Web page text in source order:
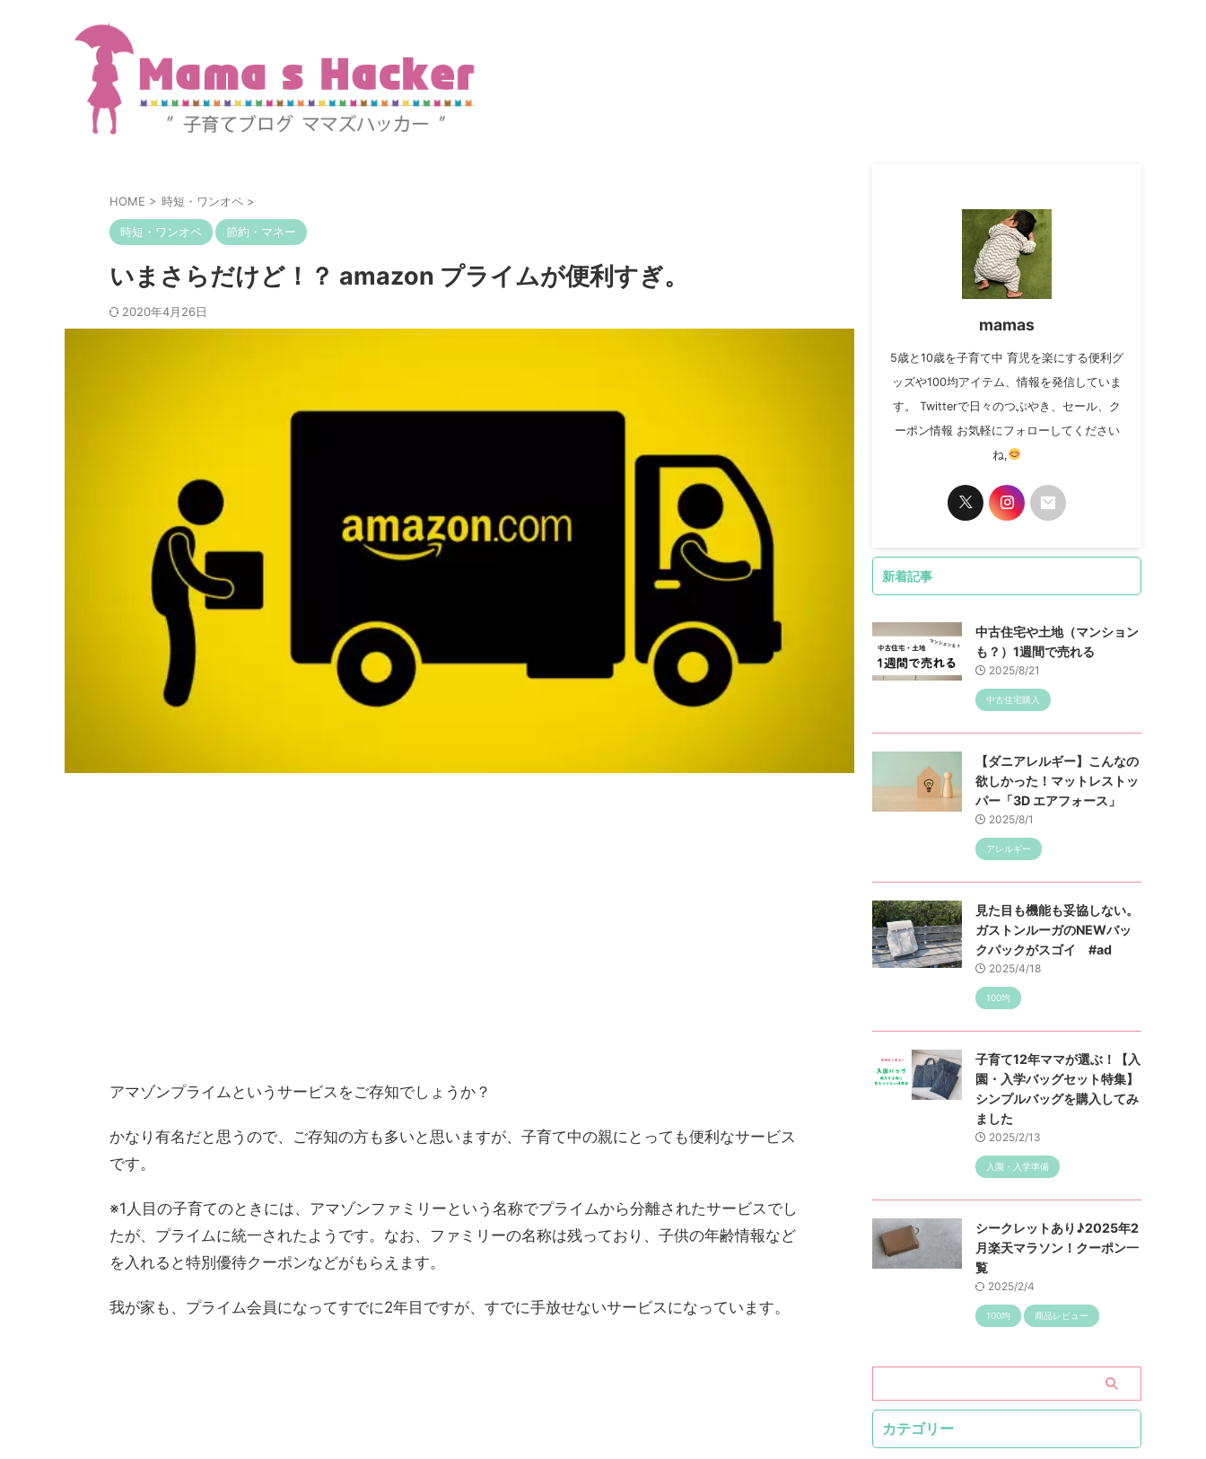
HOME > 時短・ワンオペ >
時短・ワンオペ 節約・マネー
いまさらだけど！？ amazon プライムが便利すぎ。
2020年4月26日
アマゾンプライムというサービスをご存知でしょうか？
かなり有名だと思うので、ご存知の方も多いと思いますが、子育て中の親にとっても便利なサービス
です。
※1人目の子育てのときには、アマゾンファミリーという名称でプライムから分離されたサービスでし
たが、プライムに統一されたようです。なお、ファミリーの名称は残っており、子供の年齢情報など
を入れると特別優待クーポンなどがもらえます。
我が家も、プライム会員になってすでに2年目ですが、すでに手放せないサービスになっています。
mamas
5歳と10歳を子育て中 育児を楽にする便利グ
ッズや100均アイテム、情報を発信していま
す。 Twitterで日々のつぶやき、セール、ク
ーポン情報 お気軽にフォローしてください
ね,
新着記事
中古住宅や土地（マンション
も？）1週間で売れる
2025/8/21
中古住宅購入
【ダニアレルギー】こんなの
欲しかった！マットレストッ
パー「3D エアフォース」
2025/8/1
アレルギー
見た目も機能も妥協しない。
ガストンルーガのNEWバッ
クパックがスゴイ #ad
2025/4/18
100均
子育て12年ママが選ぶ！【入
園・入学バッグセット特集】
シンプルバッグを購入してみ
ました
2025/2/13
入園・入学準備
シークレットあり♪2025年2
月楽天マラソン！クーポン一
覧
2025/2/4
100均 商品レビュー
カテゴリー